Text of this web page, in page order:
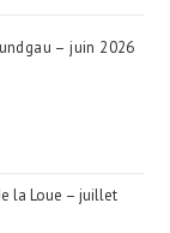
– juin 2026
la Loue – juillet